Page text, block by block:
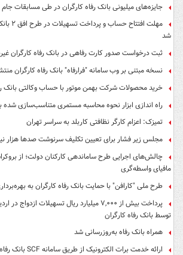
جایزه‌های میلیونی بانک رفاه کارگران در طی مسابقات
مهلت
شد
ثبت درخواست صدور کارت رفاهی در بانک رفاه کارگران
نسخه مبتنی بر وب سامانه "فرارفاه" بانک رفاه کارگران
خرید محصولات شرکت بهمن موتور با حساب وکالتی بانک
راه اندازی ابزار نحوه محاسبه مستمری متناسب‌سازی شده
تمیزک: اعزام کارگر نظافتی کاربلد به سراسر تهران
مجلس زیر فشار برای تعیین تکلیف سرنوشت صدها هزار
چالش‌های اجرایی طرح ساماندهی کارکنان دولت؛ از
مافیای واسطه‌گری
طرح ملی "کارافن" با حمایت بانک رفاه کارگران به
پرداخت بیش از ۷,۰۰۰ میلیارد ریال تسهیلات
توسط بانک رفاه کارگران
همراه بانک رفاه به‌روزرسانی شد
ارائه خدمت برات الکترونیک از طریق سامانه SCF بانک رفاه کارگران